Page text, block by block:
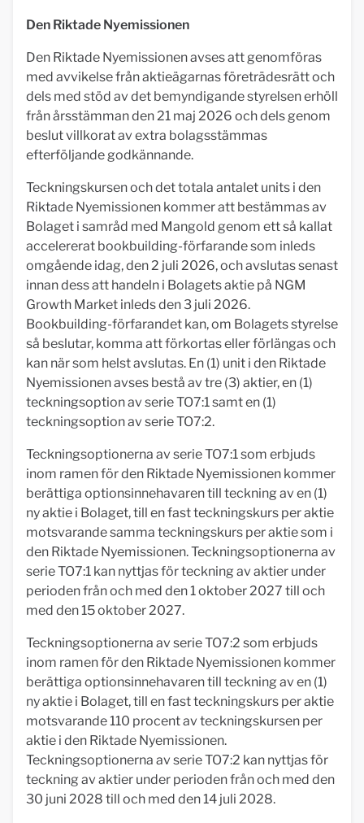
Den Riktade Nyemissionen
Den Riktade Nyemissionen avses att genomföras
med avvikelse från aktieägarnas företrädesrätt och
dels med stöd av det bemyndigande styrelsen erhöll
från årsstämman den 21 maj 2026 och dels genom
beslut villkorat av extra bolagsstämmas
efterföljande godkännande.
Teckningskursen och det totala antalet units i den
Riktade Nyemissionen kommer att bestämmas av
Bolaget i samråd med Mangold genom ett så kallat
accelererat bookbuilding-förfarande som inleds
omgående idag, den 2 juli 2026, och avslutas senast
innan dess att handeln i Bolagets aktie på NGM
Growth Market inleds den 3 juli 2026.
Bookbuilding-förfarandet kan, om Bolagets styrelse
så beslutar, komma att förkortas eller förlängas och
kan när som helst avslutas. En (1) unit i den Riktade
Nyemissionen avses bestå av tre (3) aktier, en (1)
teckningsoption av serie TO7:1 samt en (1)
teckningsoption av serie TO7:2.
Teckningsoptionerna av serie TO7:1 som erbjuds
inom ramen för den Riktade Nyemissionen kommer
berättiga optionsinnehavaren till teckning av en (1)
ny aktie i Bolaget, till en fast teckningskurs per aktie
motsvarande samma teckningskurs per aktie som i
den Riktade Nyemissionen. Teckningsoptionerna av
serie TO7:1 kan nyttjas för teckning av aktier under
perioden från och med den 1 oktober 2027 till och
med den 15 oktober 2027.
Teckningsoptionerna av serie TO7:2 som erbjuds
inom ramen för den Riktade Nyemissionen kommer
berättiga optionsinnehavaren till teckning av en (1)
ny aktie i Bolaget, till en fast teckningskurs per aktie
motsvarande 110 procent av teckningskursen per
aktie i den Riktade Nyemissionen.
Teckningsoptionerna av serie TO7:2 kan nyttjas för
teckning av aktier under perioden från och med den
30 juni 2028 till och med den 14 juli 2028.